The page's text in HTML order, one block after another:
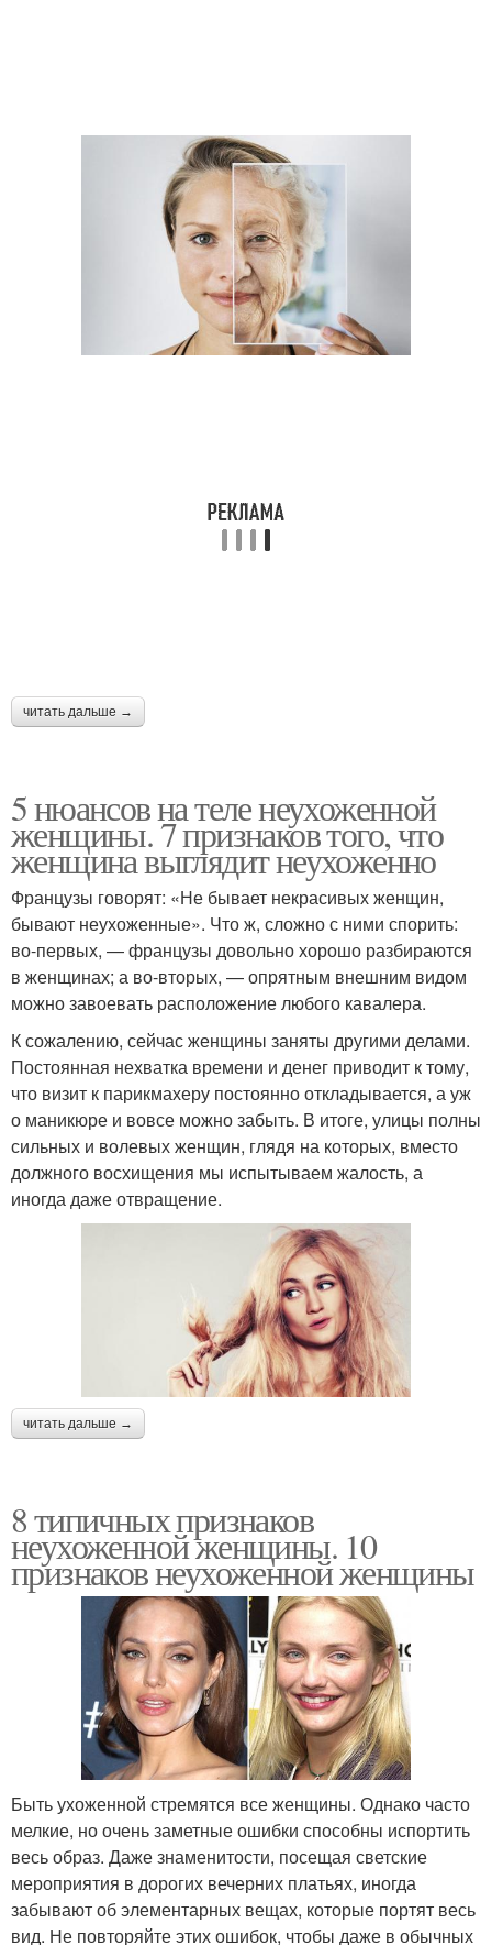
читать дальше →
5 нюансов на теле неухоженной
женщины. 7 признаков того, что
женщина выглядит неухоженно
Французы говорят: «Не бывает некрасивых женщин,
бывают неухоженные». Что ж, сложно с ними спорить:
во-первых, — французы довольно хорошо разбираются
в женщинах; а во-вторых, — опрятным внешним видом
можно завоевать расположение любого кавалера.
К сожалению, сейчас женщины заняты другими делами.
Постоянная нехватка времени и денег приводит к тому,
что визит к парикмахеру постоянно откладывается, а уж
о маникюре и вовсе можно забыть. В итоге, улицы полны
сильных и волевых женщин, глядя на которых, вместо
должного восхищения мы испытываем жалость, а
иногда даже отвращение.
читать дальше →
8 типичных признаков
неухоженной женщины. 10
признаков неухоженной женщины
Быть ухоженной стремятся все женщины. Однако часто
мелкие, но очень заметные ошибки способны испортить
весь образ. Даже знаменитости, посещая светские
мероприятия в дорогих вечерних платьях, иногда
забывают об элементарных вещах, которые портят весь
вид. Не повторяйте этих ошибок, чтобы даже в обычных